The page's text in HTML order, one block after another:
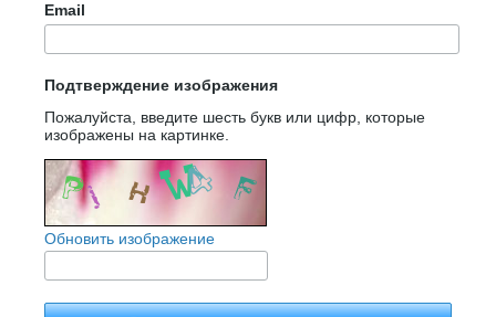
Email
Подтверждение изображения
Пожалуйста, введите шесть букв или цифр, которые
изображены на картинке.
Обновить изображение